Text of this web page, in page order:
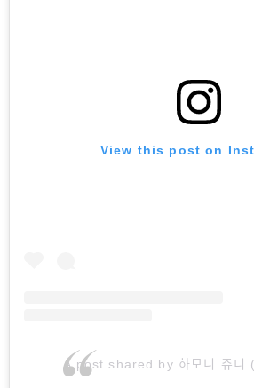
View this post on
A post shared by 하모니 쥬디